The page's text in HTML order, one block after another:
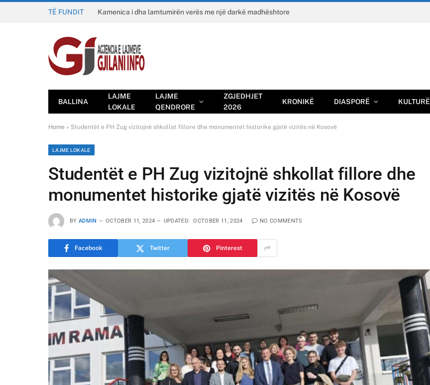
TË FUNDIT Kamenica i dha lamtumirën verës me një darkë madhështore
BALLINA
LAJME
LOKALE
LAJME
QENDRORE
ZGJEDHJET
2026
KRONIKË DIASPORË KULTURË
Home » Studentët e PH Zug vizitojnë shkollat fillore dhe monumentet historike gjatë vizitës në Kosovë
LAJME LOKALE
Studentët e PH Zug vizitojnë shkollat fillore dhe
monumentet historike gjatë vizitës në Kosovë
BY ADMIN OCTOBER 11, 2024 UPDATED: OCTOBER 11, 2024 NO COMMENTS
Facebook Twitter Pinterest